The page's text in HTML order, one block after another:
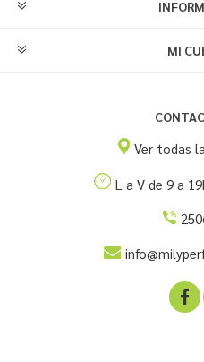
MI
Ver todas
L a V de 9 a